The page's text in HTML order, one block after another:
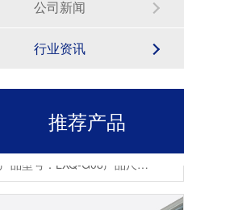
公司新闻
行业资讯
推荐产品
LED洗墙灯LXQ-G08